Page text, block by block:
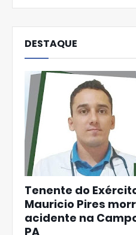
DESTAQUE
Tenente do
Mauricio Pires
acidente na
PA